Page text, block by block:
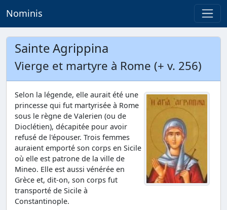
Nominis
Sainte Agrippina
Vierge et martyre à Rome (+ v. 256)
Selon la légende, elle aurait été une
princesse qui fut martyrisée à Rome
sous le règne de Valerien (ou de
Dioclétien), décapitée pour avoir
refusé de l'épouser. Trois femmes
auraient emporté son corps en Sicile
où elle est patrone de la ville de
Mineo. Elle est aussi vénérée en
Grèce et, dit-on, son corps fut
transporté de Sicile à
Constantinople.